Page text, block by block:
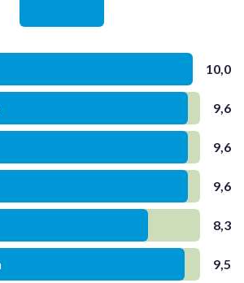
10,0
9,6
9,6
9,6
8,3
9,5